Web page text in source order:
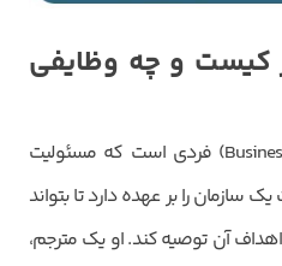
کیست و چه وظایفی
تحلیلگر کسب و کار (Business Analyst) فردی است که مسئولیت
سازمان را بر عهده دارد تا بتواند
آن توصیه کند. او یک مترجم،